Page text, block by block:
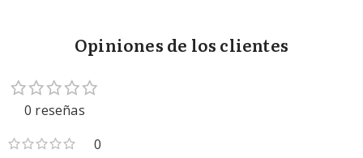
Opiniones de los clientes
0 reseñas
0